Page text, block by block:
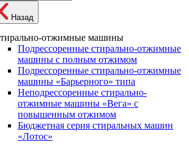
Назад
отжимные машины
Подрессоренные стирально-отжимные
машины с полным отжимом
Подрессоренные стирально-отжимные
машины «Барьерного» типа
Неподрессоренные стирально-
отжимные машины «Вега» с
повышенным отжимом
Бюджетная серия стиральных машин
«Лотос»